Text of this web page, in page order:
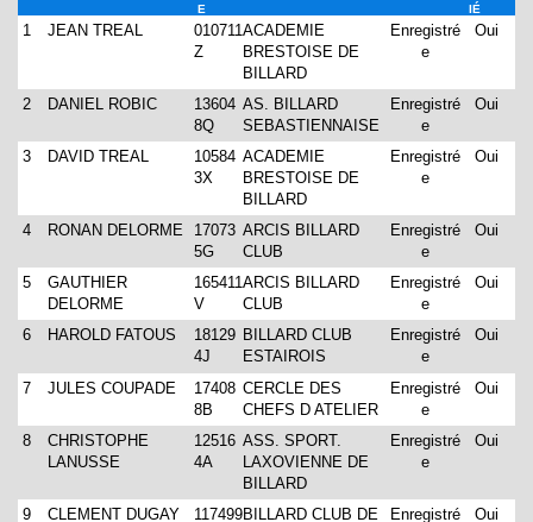
E
IÉ
1 JEAN TREAL
010711
Z
ACADEMIE
BRESTOISE DE
BILLARD
Enregistré
e
Oui
2 DANIEL ROBIC
13604
8Q
AS. BILLARD
SEBASTIENNAISE
Enregistré
e
Oui
3 DAVID TREAL
10584
3X
ACADEMIE
BRESTOISE DE
BILLARD
Enregistré
e
Oui
4 RONAN DELORME
17073
5G
ARCIS BILLARD
CLUB
Enregistré
e
Oui
5
GAUTHIER
DELORME
165411
V
ARCIS BILLARD
CLUB
Enregistré
e
Oui
6 HAROLD FATOUS
18129
4J
BILLARD CLUB
ESTAIROIS
Enregistré
e
Oui
7 JULES COUPADE
17408
8B
CERCLE DES
CHEFS D ATELIER
Enregistré
e
Oui
8
CHRISTOPHE
LANUSSE
12516
4A
ASS. SPORT.
LAXOVIENNE DE
BILLARD
Enregistré
e
Oui
9 CLEMENT DUGAY
117499BILLARD CLUB DE
Enregistré
Oui